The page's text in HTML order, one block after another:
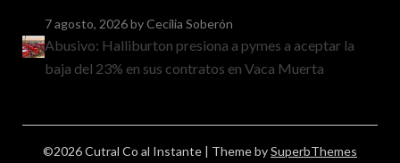
7 agosto, 2026by Cecilia Soberón
Abusivo: Halliburton presiona a pymes a aceptar la
baja del 23% en sus contratos en Vaca Muerta
©2026 Cutral Co al Instante | Theme bySuperbThemes